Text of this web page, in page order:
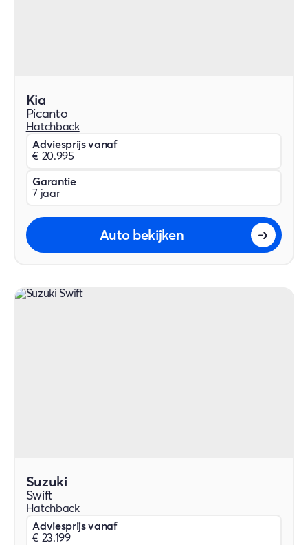
Kia
Picanto
Hatchback
Adviesprijs vanaf
€ 20.995
Garantie
7 jaar
Auto bekijken
Suzuki
Swift
Hatchback
Adviesprijs vanaf
€ 23.199